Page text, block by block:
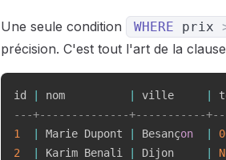
Une seule condition WHERE prix
précision. C'est tout l'art de la clause
id nom ville
---+--------------+-----------
1
Marie Dupont Besançon
2
Karim Benali Dijon